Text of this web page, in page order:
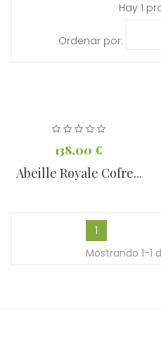
Hay 1
Ordenar por:
138,00 €
Abeille Royale Cofre...
1
Mostrando 1-1